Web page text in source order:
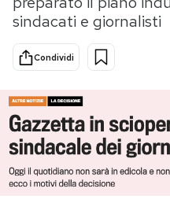
Internet
Scienza
Cultura
Economia
Sport
PODCAST
sindacati e giornalisti
Condividi